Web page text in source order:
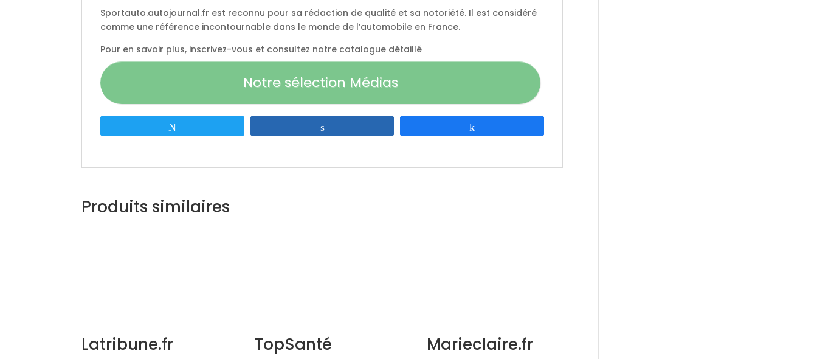
Sportauto.autojournal.fr est reconnu pour sa rédaction de qualité et sa notoriété. Il est considéré
comme une référence incontournable dans le monde de l’automobile en France.
Pour en savoir plus, inscrivez-vous et consultez notre catalogue détaillé
Notre sélection Médias
Produits similaires
Latribune.fr TopSanté Marieclaire.fr